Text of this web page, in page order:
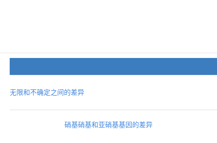
无限和不确定之间的差异
硝基硝基和亚硝基基因的差异